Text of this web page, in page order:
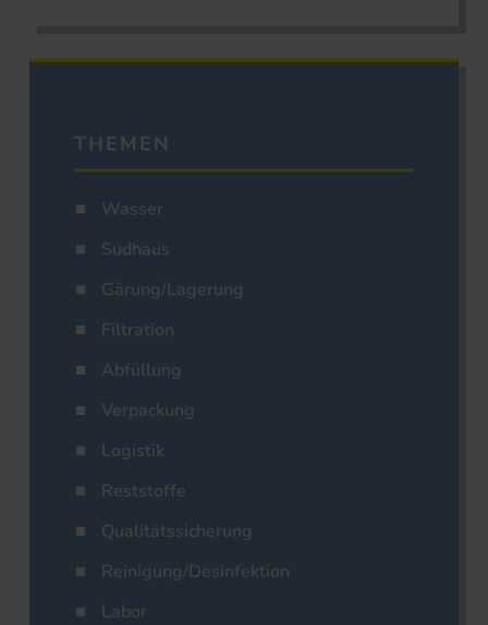
THEMEN
Wasser
Sudhaus
Gärung/Lagerung
Filtration
Abfüllung
Verpackung
Logistik
Reststoffe
Qualitätssicherung
Reinigung/Desinfektion
Labor